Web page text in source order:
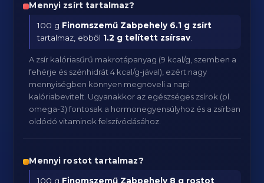
Mennyi zsírt tartalmaz?
100 g Finomszemű Zabpehely 6.1 g zsírt
tartalmaz, ebből 1.2 g telített zsírsav
A zsír kalóriasűrű makrotápanyag (9 kcal/g, szemben a
fehérje és szénhidrát 4 kcal/g-jával), ezért nagy
mennyiségben könnyen megnöveli a napi
kalóriabevitelt. Ugyanakkor az egészséges zsírok (pl.
omega-3) fontosak a hormonegyensúlyhoz és a zsírban
oldódó vitaminok felszívódásához.
Mennyi rostot tartalmaz?
100 g Finomszemű Zabpehely 8 g rostot